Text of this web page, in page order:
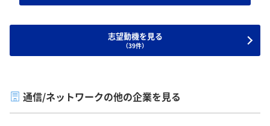
志望動機を見る
（39件）
通信/ネットワークの他の企業を見る